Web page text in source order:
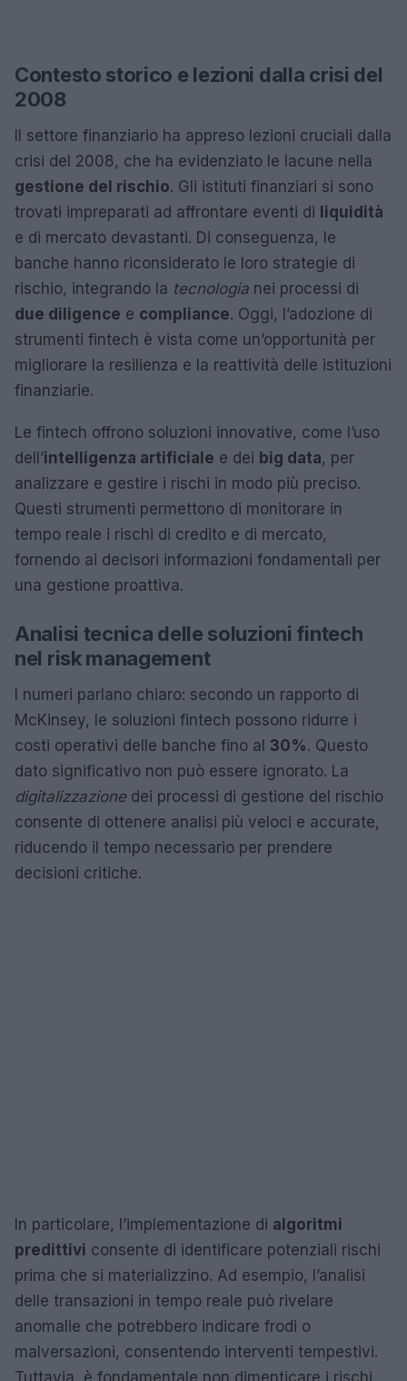
Contesto storico e lezioni dalla crisi del
2008
Il settore finanziario ha appreso lezioni cruciali dalla
crisi del 2008, che ha evidenziato le lacune nella
gestione del rischio. Gli istituti finanziari si sono
trovati impreparati ad affrontare eventi di liquidità
e di mercato devastanti. Di conseguenza, le
banche hanno riconsiderato le loro strategie di
rischio, integrando la tecnologia nei processi di
due diligence e compliance. Oggi, l’adozione di
strumenti fintech è vista come un’opportunità per
migliorare la resilienza e la reattività delle istituzioni
finanziarie.
Le fintech offrono soluzioni innovative, come l’uso
dell’intelligenza artificiale e dei big data, per
analizzare e gestire i rischi in modo più preciso.
Questi strumenti permettono di monitorare in
tempo reale i rischi di credito e di mercato,
fornendo ai decisori informazioni fondamentali per
una gestione proattiva.
Analisi tecnica delle soluzioni fintech
nel risk management
I numeri parlano chiaro: secondo un rapporto di
McKinsey, le soluzioni fintech possono ridurre i
costi operativi delle banche fino al 30%. Questo
dato significativo non può essere ignorato. La
digitalizzazionedei processi di gestione del rischio
consente di ottenere analisi più veloci e accurate,
riducendo il tempo necessario per prendere
decisioni critiche.
In particolare, l’implementazione di algoritmi
predittivi consente di identificare potenziali rischi
prima che si materializzino. Ad esempio, l’analisi
delle transazioni in tempo reale può rivelare
anomalie che potrebbero indicare frodi o
malversazioni, consentendo interventi tempestivi.
Tuttavia, è fondamentale non dimenticare i rischi